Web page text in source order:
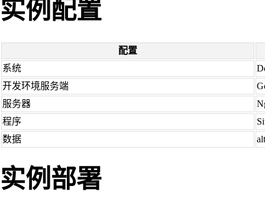
实例配置
配置
系统
开发环境服务端
服务器
程序
数据
实例部署